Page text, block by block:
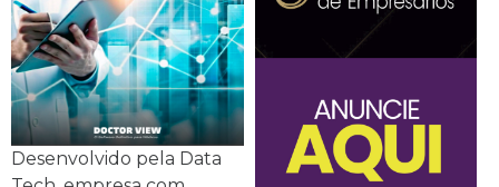
Desenvolvido pela Data